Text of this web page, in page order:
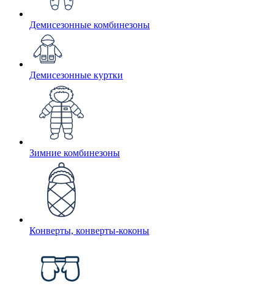
Демисезонные комбинезоны
Демисезонные куртки
Зимние комбинезоны
Конверты, конверты-коконы